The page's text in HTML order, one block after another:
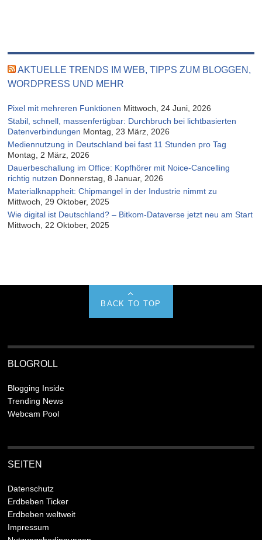
AKTUELLE TRENDS IM WEB, TIPPS ZUM BLOGGEN,
WORDPRESS UND MEHR
Pixel mit mehreren Funktionen Mittwoch, 24 Juni, 2026
Stabil, schnell, massenfertigbar: Durchbruch bei lichtbasierten
Datenverbindungen Montag, 23 März, 2026
Mediennutzung in Deutschland bei fast 11 Stunden pro Tag
Montag, 2 März, 2026
Dauerbeschallung im Office: Kopfhörer mit Noice-Cancelling
richtig nutzen Donnerstag, 8 Januar, 2026
Materialknappheit: Chipmangel in der Industrie nimmt zu
Mittwoch, 29 Oktober, 2025
Wie digital ist Deutschland? – Bitkom-Dataverse jetzt neu am Start
Mittwoch, 22 Oktober, 2025
BACK TO TOP
BLOGROLL
Blogging Inside
Trending News
Webcam Pool
SEITEN
Datenschutz
Erdbeben Ticker
Erdbeben weltweit
Impressum